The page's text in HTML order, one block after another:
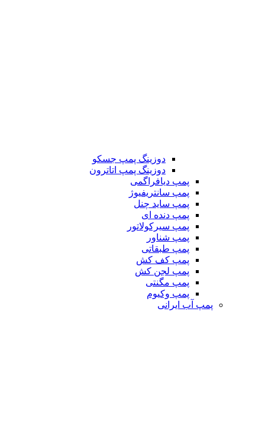
دوزینگ پمپ جسکو
دوزینگ پمپ اتاترون
پمپ دیافراگمی
پمپ سانتریفیوژ
پمپ ساید چنل
پمپ دنده ای
پمپ سیرکولاتور
پمپ شناور
پمپ طبقاتی
پمپ کف کش
پمپ لجن کش
پمپ مگنتی
پمپ وکیوم
پمپ آب ایرانی